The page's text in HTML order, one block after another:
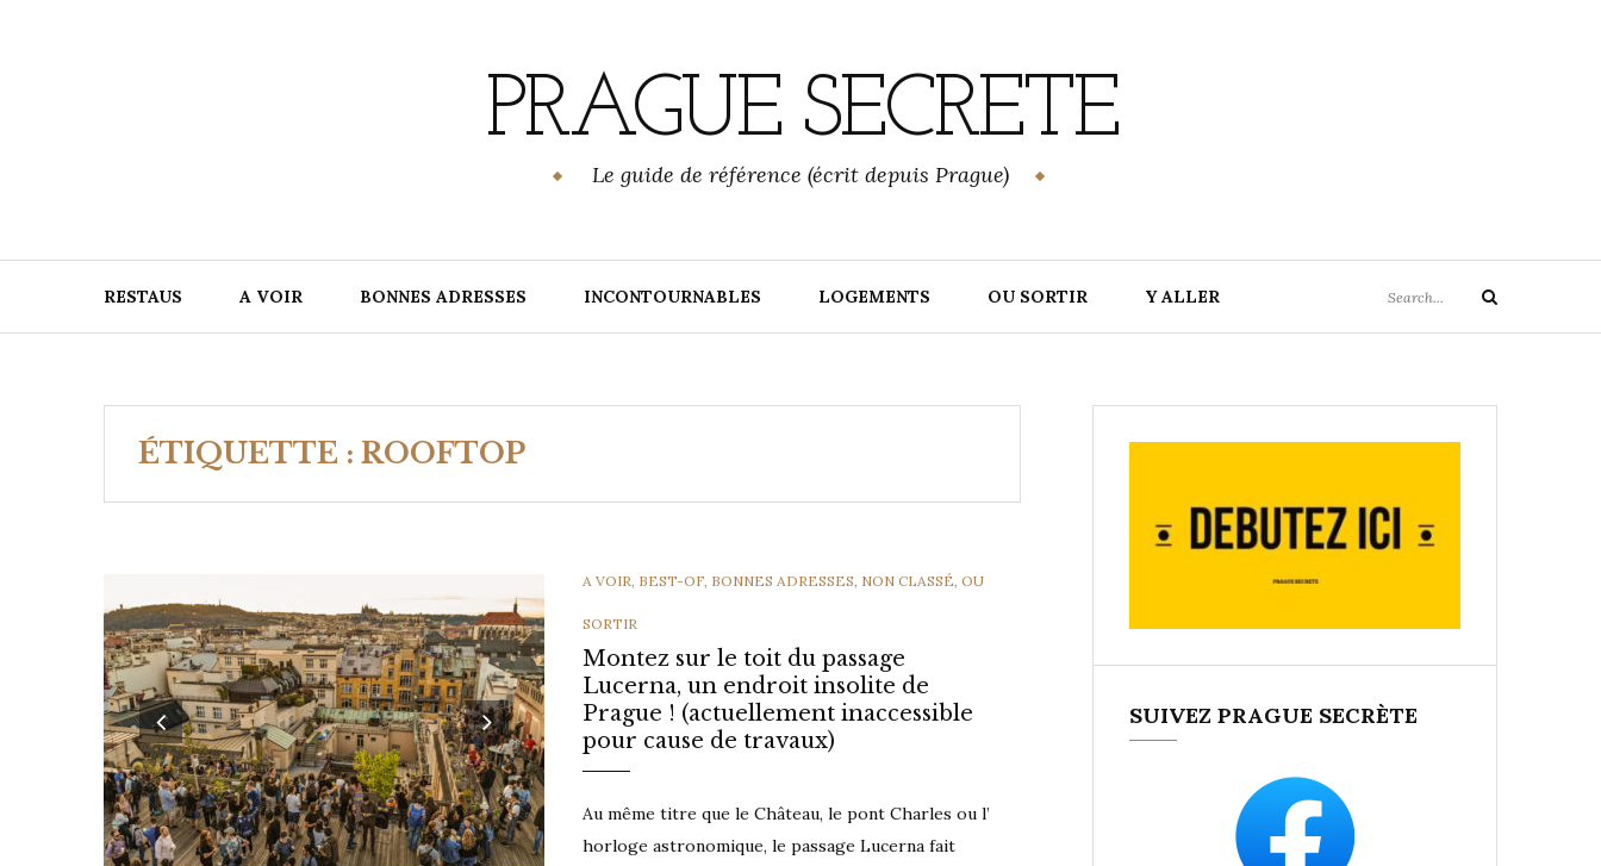
PRAGUE SECRETE
Le guide de référence (écrit depuis Prague)
RESTAUS A VOIR BONNES ADRESSES INCONTOURNABLES LOGEMENTS OU SORTIR Y ALLER
for:
Search
ÉTIQUETTE : ROOFTOP
CATEGORIES
A VOIR, BEST-OF, BONNES ADRESSES, NON CLASSÉ, OU
SORTIR
Montez sur le toit du passage
Lucerna, un endroit insolite de
Prague ! (actuellement inaccessible
pour cause de travaux)
Au même titre que le Château, le pont Charles ou l’
horloge astronomique, le passage Lucerna fait
SUIVEZ PRAGUE SECRÈTE